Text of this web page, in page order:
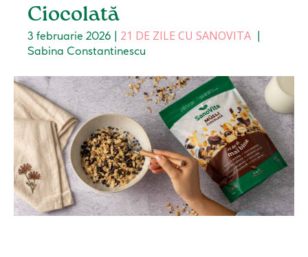
Ciocolată
3 februarie 2026 21 DE ZILE CU SANOVITA
Sabina Constantinescu